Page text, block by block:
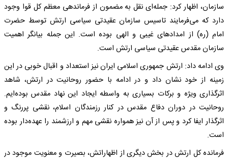
سازمان، اظهار کرد: جمله‌ای نقل به مضمون از فرماندهی معظم کل قوا وجود
دارد که می‌فرمایند تاسیس سازمان عقیدتی سیاسی ارتش توسط حضرت
امام (ره) از امدادهای غیبی و الهی بوده است. این جمله بیانگر اهمیت
سازمان مقدس عقیدتی سیاسی ارتش است.
وی ادامه داد: ارتش جمهوری اسلامی ایران نیز استعداد و اقبال خوبی در این
زمینه از خود نشان داد و در ادامه با حضور روحانیت در ارتش، شاهد
اثرگذاری ویژه و برکات بسیاری به واسطه ایجاد این نهاد مقدس بوده‌ایم.
روحانیت در دوران دفاع مقدس در کنار رزمندگان اسلام، نقشی پررنگ و
اثرگذار ایفا کرد و پس از آن نیز همواره نقشی مهم و ارزشمند را عهده‌دار بوده
است.
فرمانده کل ارتش در بخش دیگری از اظهاراتش، بصیرت و معنویت موجود در